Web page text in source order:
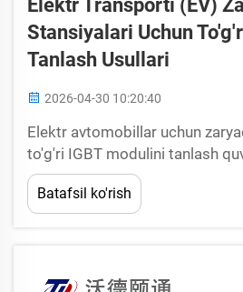
Elektr Transporti (EV)
Stansiyalari Uchun
Tanlash Usullari
2026-04-30 10:20:40
Elektr avtomobillar uchun
to'g'ri IGBT modulini tanlash
issiqlik xususiyatlari va ish
ehtiyotkorlik bilan baholashni
bevosita zaryadlash
Batafsil ko'rish